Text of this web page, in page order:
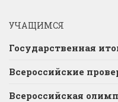
УЧАЩИМСЯ
Государственная
Всероссийские
Всероссийская